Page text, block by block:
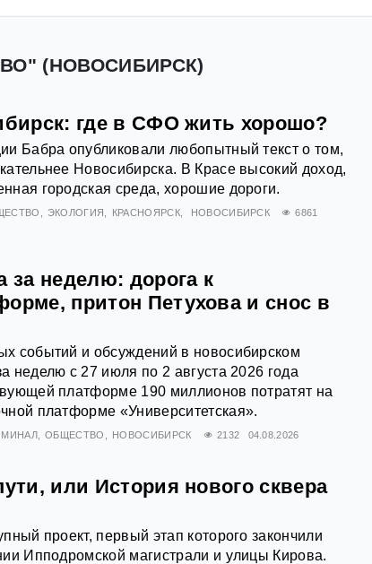
(НОВОСИБИРСК)
где в СФО жить хорошо?
Бабра опубликовали любопытный текст о том,
Новосибирска. В Красе высокий доход,
городская среда, хорошие дороги.
ЭКОЛОГИЯ КРАСНОЯРСК НОВОСИБИРСК
6861
за неделю: дорога к
притон Петухова и снос в
событий и обсуждений в новосибирском
неделю с 27 июля по 2 августа 2026 года
платформе 190 миллионов потратят на
платформе «Университетская».
ОБЩЕСТВО НОВОСИБИРСК 2132 04.08.2026
или История нового сквера
проект, первый этап которого закончили
Ипподромской магистрали и улицы Кирова.